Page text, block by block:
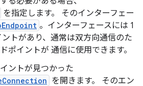
を指定します。 そのインターフェー
。インターフェースには 1
トがあり、通常は双方向通信のた
ポイントが 通信に使用できます。
ントが見つかった
を開きます。 そのエン